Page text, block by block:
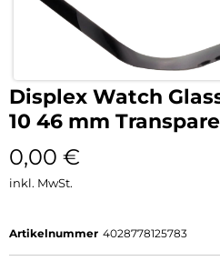
Displex Watch
10 46 mm
0,00 €
inkl. MwSt.
Artikelnummer 4028778125783